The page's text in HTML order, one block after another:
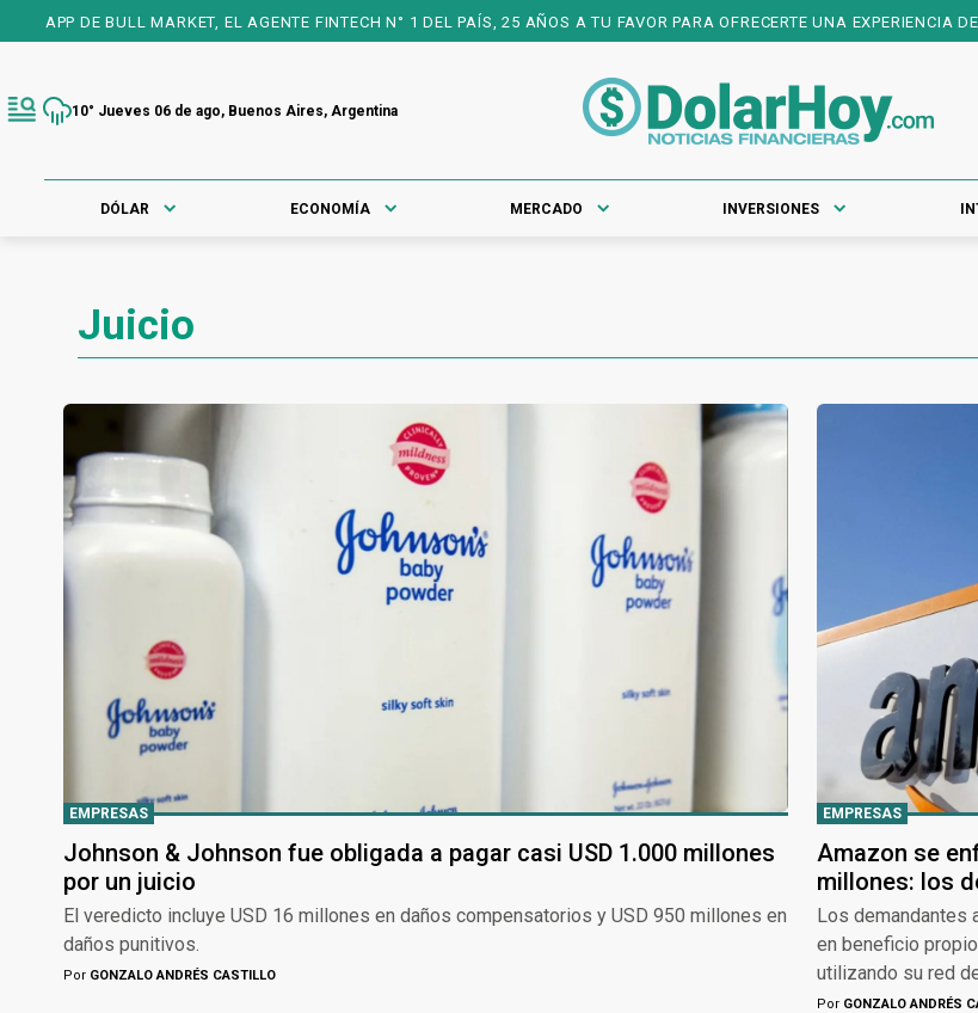
EL AGENTE FINTECH N° 1 DEL PAÍS, 25 AÑOS A TU FAVOR PARA OFRECERTE UNA EXPERIENCIA DE INVERSIONES DE
10° Jueves 06 de ago, Buenos Aires, Argentina
DÓLAR ECONOMÍA MERCADO INVERSIONES
Juicio
EMPRESAS
Johnson & Johnson fue obligada a pagar casi USD 1.000 millones
por un juicio
El veredicto incluye USD 16 millones en daños compensatorios y USD 950 millones en
daños punitivos.
Por GONZALO ANDRÉS CASTILLO
EMPRESAS
Amazon se
millones: los
Los demandantes
en beneficio
utilizando su red
Por GONZALO ANDRÉS